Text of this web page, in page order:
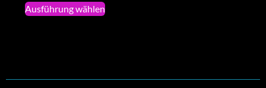
Ausführung wählen